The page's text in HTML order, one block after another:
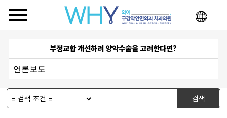
부정교합 개선하려 양악수술을 고려한다면?
언론보도
검색